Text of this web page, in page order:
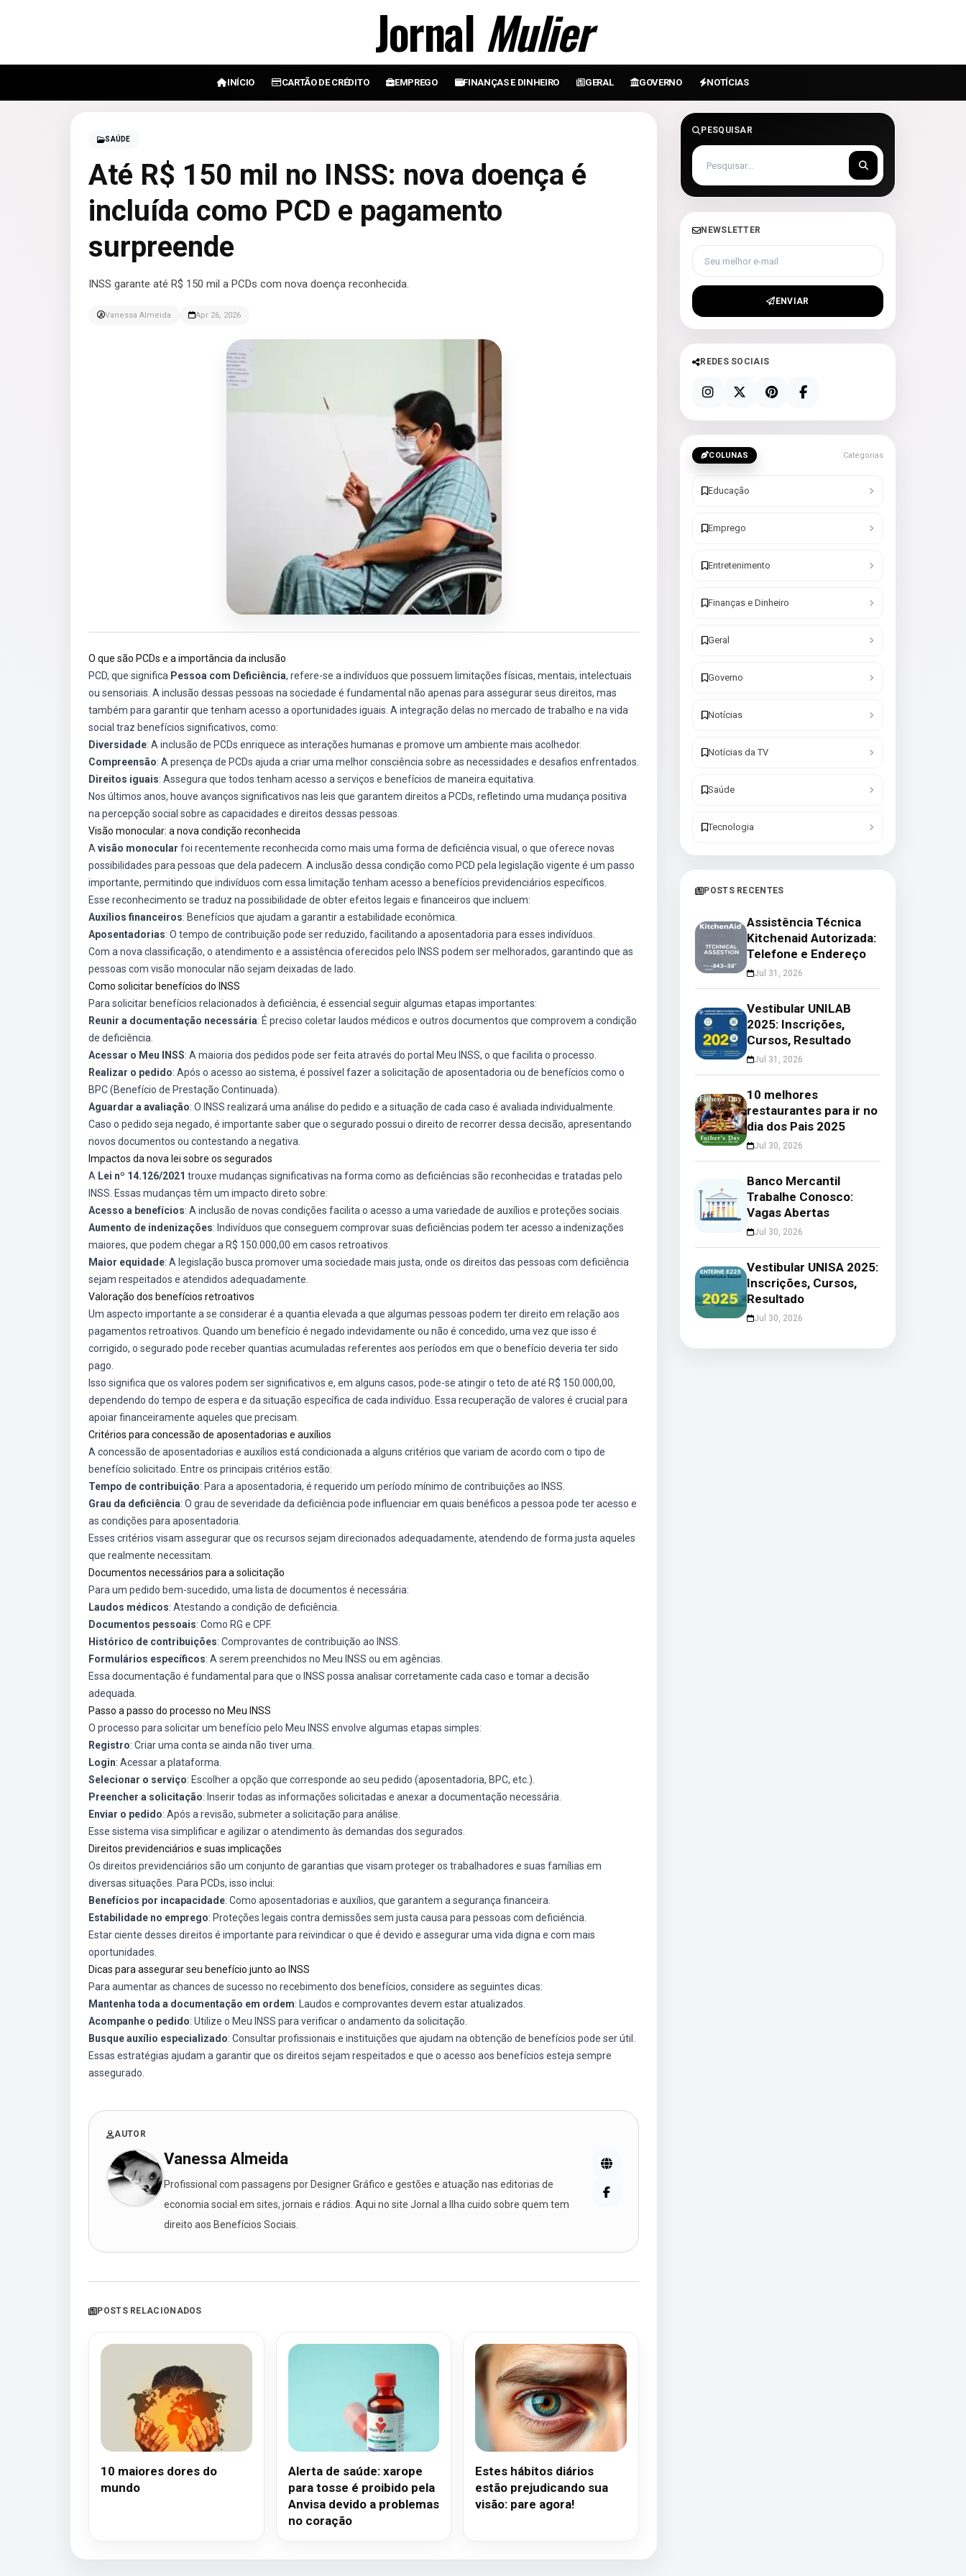
Jornal Mulier
INÍCIO CARTÃO DE CRÉDITO EMPREGO FINANÇAS E DINHEIRO GERAL GOVERNO NOTÍCIAS
SAÚDE
Até R$ 150 mil no INSS: nova doença é
incluída como PCD e pagamento
surpreende
INSS garante até R$ 150 mil a PCDs com nova doença reconhecida.
Vanessa Almeida Apr 26, 2026
O que são PCDs e a importância da inclusão
PCD, que significa Pessoa com Deficiência, refere-se a indivíduos que possuem limitações físicas, mentais, intelectuais
ou sensoriais. A inclusão dessas pessoas na sociedade é fundamental não apenas para assegurar seus direitos, mas
também para garantir que tenham acesso a oportunidades iguais. A integração delas no mercado de trabalho e na vida
social traz benefícios significativos, como:
Diversidade: A inclusão de PCDs enriquece as interações humanas e promove um ambiente mais acolhedor.
Compreensão: A presença de PCDs ajuda a criar uma melhor consciência sobre as necessidades e desafios enfrentados.
Direitos iguais: Assegura que todos tenham acesso a serviços e benefícios de maneira equitativa.
Nos últimos anos, houve avanços significativos nas leis que garantem direitos a PCDs, refletindo uma mudança positiva
na percepção social sobre as capacidades e direitos dessas pessoas.
Visão monocular: a nova condição reconhecida
A visão monocular foi recentemente reconhecida como mais uma forma de deficiência visual, o que oferece novas
possibilidades para pessoas que dela padecem. A inclusão dessa condição como PCD pela legislação vigente é um passo
importante, permitindo que indivíduos com essa limitação tenham acesso a benefícios previdenciários específicos.
Esse reconhecimento se traduz na possibilidade de obter efeitos legais e financeiros que incluem:
Auxílios financeiros: Benefícios que ajudam a garantir a estabilidade econômica.
Aposentadorias: O tempo de contribuição pode ser reduzido, facilitando a aposentadoria para esses indivíduos.
Com a nova classificação, o atendimento e a assistência oferecidos pelo INSS podem ser melhorados, garantindo que as
pessoas com visão monocular não sejam deixadas de lado.
Como solicitar benefícios do INSS
Para solicitar benefícios relacionados à deficiência, é essencial seguir algumas etapas importantes:
Reunir a documentação necessária: É preciso coletar laudos médicos e outros documentos que comprovem a condição
de deficiência.
Acessar o Meu INSS: A maioria dos pedidos pode ser feita através do portal Meu INSS, o que facilita o processo.
Realizar o pedido: Após o acesso ao sistema, é possível fazer a solicitação de aposentadoria ou de benefícios como o
BPC (Benefício de Prestação Continuada).
Aguardar a avaliação: O INSS realizará uma análise do pedido e a situação de cada caso é avaliada individualmente.
Caso o pedido seja negado, é importante saber que o segurado possui o direito de recorrer dessa decisão, apresentando
novos documentos ou contestando a negativa.
Impactos da nova lei sobre os segurados
A Lei nº 14.126/2021 trouxe mudanças significativas na forma como as deficiências são reconhecidas e tratadas pelo
INSS. Essas mudanças têm um impacto direto sobre:
Acesso a benefícios: A inclusão de novas condições facilita o acesso a uma variedade de auxílios e proteções sociais.
Aumento de indenizações: Indivíduos que conseguem comprovar suas deficiências podem ter acesso a indenizações
maiores, que podem chegar a R$ 150.000,00 em casos retroativos.
Maior equidade: A legislação busca promover uma sociedade mais justa, onde os direitos das pessoas com deficiência
sejam respeitados e atendidos adequadamente.
Valoração dos benefícios retroativos
Um aspecto importante a se considerar é a quantia elevada a que algumas pessoas podem ter direito em relação aos
pagamentos retroativos. Quando um benefício é negado indevidamente ou não é concedido, uma vez que isso é
corrigido, o segurado pode receber quantias acumuladas referentes aos períodos em que o benefício deveria ter sido
pago.
Isso significa que os valores podem ser significativos e, em alguns casos, pode-se atingir o teto de até R$ 150.000,00,
dependendo do tempo de espera e da situação específica de cada indivíduo. Essa recuperação de valores é crucial para
apoiar financeiramente aqueles que precisam.
Critérios para concessão de aposentadorias e auxílios
A concessão de aposentadorias e auxílios está condicionada a alguns critérios que variam de acordo com o tipo de
benefício solicitado. Entre os principais critérios estão:
Tempo de contribuição: Para a aposentadoria, é requerido um período mínimo de contribuições ao INSS.
Grau da deficiência: O grau de severidade da deficiência pode influenciar em quais benéficos a pessoa pode ter acesso e
as condições para aposentadoria.
Esses critérios visam assegurar que os recursos sejam direcionados adequadamente, atendendo de forma justa aqueles
que realmente necessitam.
Documentos necessários para a solicitação
Para um pedido bem-sucedido, uma lista de documentos é necessária:
Laudos médicos: Atestando a condição de deficiência.
Documentos pessoais: Como RG e CPF.
Histórico de contribuições: Comprovantes de contribuição ao INSS.
Formulários específicos: A serem preenchidos no Meu INSS ou em agências.
Essa documentação é fundamental para que o INSS possa analisar corretamente cada caso e tomar a decisão
adequada.
Passo a passo do processo no Meu INSS
O processo para solicitar um benefício pelo Meu INSS envolve algumas etapas simples:
Registro: Criar uma conta se ainda não tiver uma.
Login: Acessar a plataforma.
Selecionar o serviço: Escolher a opção que corresponde ao seu pedido (aposentadoria, BPC, etc.).
Preencher a solicitação: Inserir todas as informações solicitadas e anexar a documentação necessária.
Enviar o pedido: Após a revisão, submeter a solicitação para análise.
Esse sistema visa simplificar e agilizar o atendimento às demandas dos segurados.
Direitos previdenciários e suas implicações
Os direitos previdenciários são um conjunto de garantias que visam proteger os trabalhadores e suas famílias em
diversas situações. Para PCDs, isso inclui:
Benefícios por incapacidade: Como aposentadorias e auxílios, que garantem a segurança financeira.
Estabilidade no emprego: Proteções legais contra demissões sem justa causa para pessoas com deficiência.
Estar ciente desses direitos é importante para reivindicar o que é devido e assegurar uma vida digna e com mais
oportunidades.
Dicas para assegurar seu benefício junto ao INSS
Para aumentar as chances de sucesso no recebimento dos benefícios, considere as seguintes dicas:
Mantenha toda a documentação em ordem: Laudos e comprovantes devem estar atualizados.
Acompanhe o pedido: Utilize o Meu INSS para verificar o andamento da solicitação.
Busque auxílio especializado: Consultar profissionais e instituições que ajudam na obtenção de benefícios pode ser útil.
Essas estratégias ajudam a garantir que os direitos sejam respeitados e que o acesso aos benefícios esteja sempre
assegurado.
AUTOR
Vanessa Almeida
Profissional com passagens por Designer Gráfico e gestões e atuação nas editorias de
economia social em sites, jornais e rádios. Aqui no site Jornal a Ilha cuido sobre quem tem
direito aos Benefícios Sociais.
POSTS RELACIONADOS
10 maiores dores do
mundo
Alerta de saúde: xarope
para tosse é proibido pela
Anvisa devido a problemas
no coração
Estes hábitos diários
estão prejudicando sua
visão: pare agora!
PESQUISAR
NEWSLETTER
Seu melhor e-mail
ENVIAR
REDES SOCIAIS
COLUNAS Categorias
Educação
Emprego
Entretenimento
Finanças e Dinheiro
Geral
Governo
Notícias
Notícias da TV
Saúde
Tecnologia
POSTS RECENTES
Assistência Técnica
Kitchenaid Autorizada:
Telefone e Endereço
Jul 31, 2026
Vestibular UNILAB
2025: Inscrições,
Cursos, Resultado
Jul 31, 2026
10 melhores
restaurantes para ir no
dia dos Pais 2025
Jul 30, 2026
Banco Mercantil
Trabalhe Conosco:
Vagas Abertas
Jul 30, 2026
Vestibular UNISA 2025:
Inscrições, Cursos,
Resultado
Jul 30, 2026